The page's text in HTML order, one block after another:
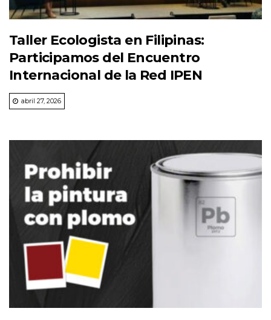
Taller Ecologista en Filipinas:
Participamos del Encuentro
Internacional de la Red IPEN
abril 27, 2026